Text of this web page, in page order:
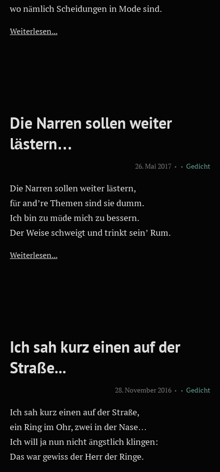
wo nämlich Scheidungen in Mode sind.
Weiterlesen...
Die Narren sollen weiter
lästern…
26. Mai 2017 Gedicht
Die Narren sollen weiter lästern,
für and’re Themen sind sie dumm.
Ich bin zu müde mich zu bessern.
Der Weise schweigt und trinkt sein’ Rum.
Weiterlesen...
Ich sah kurz einen auf der
Straße...
28. November 2016 Gedicht
Ich sah kurz einen auf der Straße,
ein Ring im Ohr, zwei in der Nase…
Ich will ja nun nicht ängstlich klingen:
Das war gewiss der Herr der Ringe.